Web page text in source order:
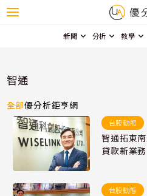
新聞 分析 教學
智通
全部優分析鉅亨網
台股動態
智通拓東
貸款新業務
台股動態